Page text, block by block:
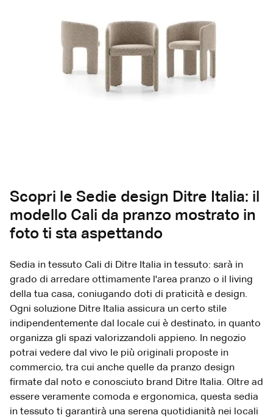
Scopri le Sedie design Ditre Italia: il
modello Cali da pranzo mostrato in
foto ti sta aspettando
Sedia in tessuto Cali di Ditre Italia in tessuto: sarà in
grado di arredare ottimamente l'area pranzo o il living
della tua casa, coniugando doti di praticità e design.
Ogni soluzione Ditre Italia assicura un certo stile
indipendentemente dal locale cui è destinato, in quanto
organizza gli spazi valorizzandoli appieno. In negozio
potrai vedere dal vivo le più originali proposte in
commercio, tra cui anche quelle da pranzo design
firmate dal noto e conosciuto brand Ditre Italia. Oltre ad
essere veramente comoda e ergonomica, questa sedia
in tessuto ti garantirà una serena quotidianità nei locali